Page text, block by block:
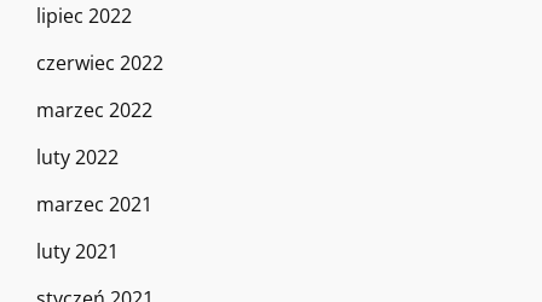
lipiec 2022
czerwiec 2022
marzec 2022
luty 2022
marzec 2021
luty 2021